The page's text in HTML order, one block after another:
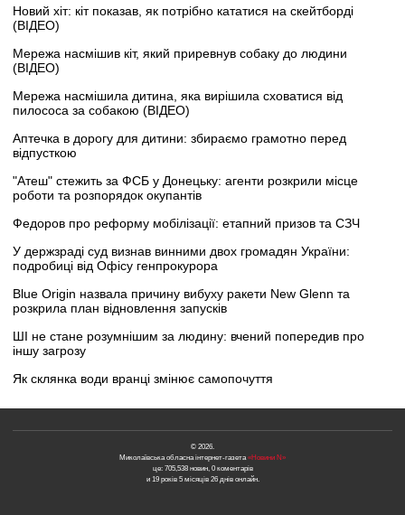
Новий хіт: кіт показав, як потрібно кататися на скейтборді
(ВІДЕО)
Мережа насмішив кіт, який приревнув собаку до людини
(ВІДЕО)
Мережа насмішила дитина, яка вирішила сховатися від
пилососа за собакою (ВІДЕО)
Аптечка в дорогу для дитини: збираємо грамотно перед
відпусткою
"Атеш" стежить за ФСБ у Донецьку: агенти розкрили місце
роботи та розпорядок окупантів
Федоров про реформу мобілізації: етапний призов та СЗЧ
У держзраді суд визнав винними двох громадян України:
подробиці від Офісу генпрокурора
Blue Origin назвала причину вибуху ракети New Glenn та
розкрила план відновлення запусків
ШІ не стане розумнішим за людину: вчений попередив про
іншу загрозу
Як склянка води вранці змінює самопочуття
© 2026.
Миколаївська обласна інтернет-газета«Новини N»
це: 705,538 новин, 0 коментарів
и 19 років 5 місяців 26 днів онлайн.